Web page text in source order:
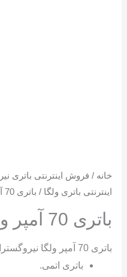
خانه / فروش اینترنتی باتری
اینترنتی باتری ولگا / باتری 70 آمپر ولگا
باتری 70 آمپر ولگا
باتری 70 آمپر ولگا نیروگستران خراسان
باتری اتمی.